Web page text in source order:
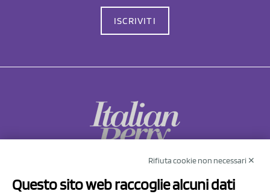
ISCRIVITI
Via Prov.le Sassuolo Vignola 315/1
Rifiuta cookie non necessari ✕
Questo sito web raccoglie alcuni dati